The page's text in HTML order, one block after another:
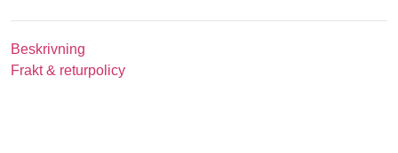
Beskrivning
Frakt & returpolicy